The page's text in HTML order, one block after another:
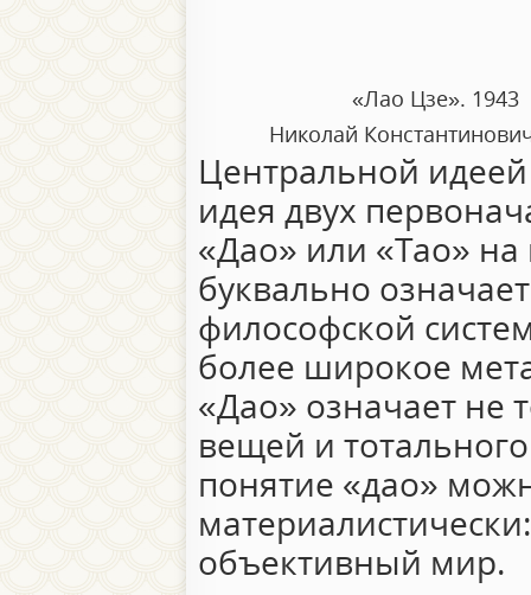
«Лао Цзе». 1943
Николай
Центральной
идея двух
«Дао» или «Тао»
буквально
философской
более широкое
«Дао» означает не
вещей и
понятие «дао»
объективный мир.